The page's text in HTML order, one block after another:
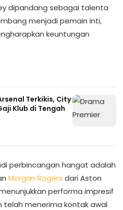
dipandang sebagai talenta
menjadi pemain inti,
keuntungan
Terkikis, City
Klub di Tengah
perbincangan hangat adalah
Morgan Rogers dari Aston
performa impresif
telah menerima kontak awal